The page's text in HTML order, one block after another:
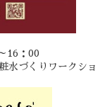
16：00
水づくりワークショ